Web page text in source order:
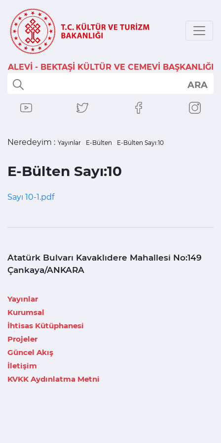
ALEVİ - BEKTAŞİ KÜLTÜR VE CEMEVİ BAŞKANLIĞI
ARA
Neredeyim : Yayınlar E-Bülten E-Bülten Sayı:10
E-Bülten Sayı:10
Sayı 10-1.pdf
Atatürk Bulvarı Kavaklıdere Mahallesi No:149
Çankaya/ANKARA
Yayınlar
Kurumsal
İhtisas Kütüphanesi
Projeler
Güncel Akış
İletişim
KVKK Aydınlatma Metni